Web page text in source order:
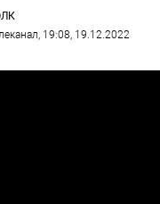
, 19:08, 19.12.2022